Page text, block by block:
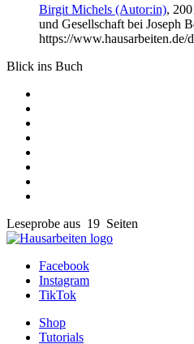
Birgit Michels (Autor:in),
und Gesellschaft bei Joseph
https://www.hausarbeiten.de/
Blick ins Buch
Leseprobe aus 19 Seiten
Facebook
Instagram
TikTok
Shop
Tutorials